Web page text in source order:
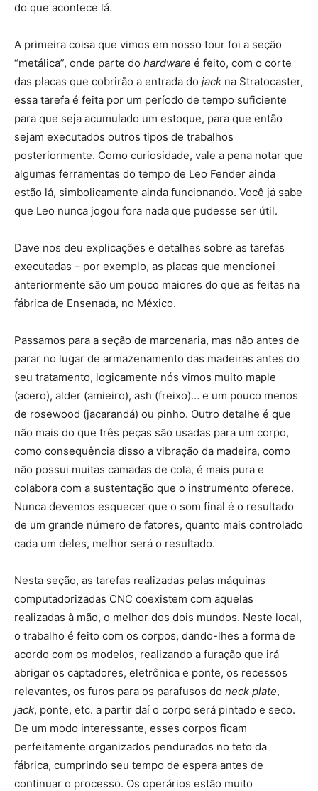
do que acontece lá.
A primeira coisa que vimos em nosso tour foi a seção
“metálica”, onde parte do hardware é feito, com o corte
das placas que cobrirão a entrada do jack na Stratocaster,
essa tarefa é feita por um período de tempo suficiente
para que seja acumulado um estoque, para que então
sejam executados outros tipos de trabalhos
posteriormente. Como curiosidade, vale a pena notar que
algumas ferramentas do tempo de Leo Fender ainda
estão lá, simbolicamente ainda funcionando. Você já sabe
que Leo nunca jogou fora nada que pudesse ser útil.
Dave nos deu explicações e detalhes sobre as tarefas
executadas – por exemplo, as placas que mencionei
anteriormente são um pouco maiores do que as feitas na
fábrica de Ensenada, no México.
Passamos para a seção de marcenaria, mas não antes de
parar no lugar de armazenamento das madeiras antes do
seu tratamento, logicamente nós vimos muito maple
(acero), alder (amieiro), ash (freixo)… e um pouco menos
de rosewood (jacarandá) ou pinho. Outro detalhe é que
não mais do que três peças são usadas para um corpo,
como consequência disso a vibração da madeira, como
não possui muitas camadas de cola, é mais pura e
colabora com a sustentação que o instrumento oferece.
Nunca devemos esquecer que o som final é o resultado
de um grande número de fatores, quanto mais controlado
cada um deles, melhor será o resultado.
Nesta seção, as tarefas realizadas pelas máquinas
computadorizadas CNC coexistem com aquelas
realizadas à mão, o melhor dos dois mundos. Neste local,
o trabalho é feito com os corpos, dando-lhes a forma de
acordo com os modelos, realizando a furação que irá
abrigar os captadores, eletrônica e ponte, os recessos
relevantes, os furos para os parafusos do neck plate,
jack, ponte, etc. a partir daí o corpo será pintado e seco.
De um modo interessante, esses corpos ficam
perfeitamente organizados pendurados no teto da
fábrica, cumprindo seu tempo de espera antes de
continuar o processo. Os operários estão muito